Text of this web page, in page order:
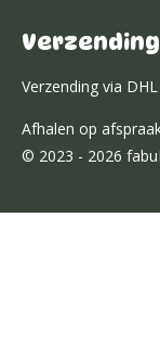
Verzending
Verzending via
Afhalen op
© 2023 - 2026